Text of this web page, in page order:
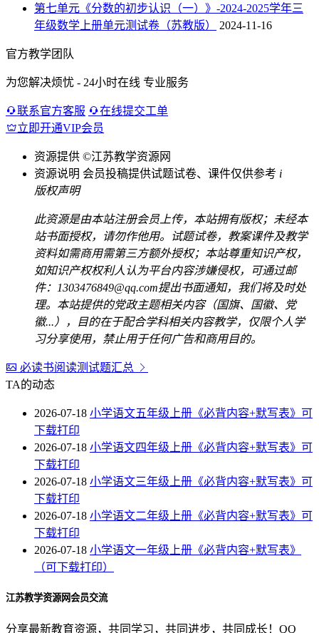
第七单元《分数的初步认识（一）》-2024-2025学年三
年级数学上册单元测试卷（苏教版）
2024-11-16
官方教学团队
为您解决烦忧 - 24小时在线 专业服务
联系官方客服
在线提交工单
立即开通VIP会员
资源提供 ©江苏教学资源网
资源说明 会员投稿提供试题试卷、课件仅供参考 i
版权声明
此资源是由本站注册会员上传，本站拥有版权；未经本
站书面授权，请勿作他用。试题试卷，教案课件及教学
资料如需商用需第三方额外授权；本站尊重知识产权，
如知识产权权利人认为平台内容涉嫌侵权，可通过邮
件：1303476849@qq.com提出书面通知，我们将及时处
理。本站提供的党政主题相关内容（国旗、国徽、党
徽...），目的在于配合学科相关内容教学，仅限个人学
习分享使用，禁止用于任何广告和商用目的。
必读书阅读测试题汇总
TA的动态
2026-07-18 小学语文五年级上册《必背内容+默写表》可
下载打印
2026-07-18 小学语文四年级上册《必背内容+默写表》可
下载打印
2026-07-18 小学语文三年级上册《必背内容+默写表》可
下载打印
2026-07-18 小学语文二年级上册《必背内容+默写表》可
下载打印
2026-07-18 小学语文一年级上册《必背内容+默写表》
（可下载打印）
江苏教学资源网会员交流
分享最新教育资源，共同学习，共同进步，共同成长！QQ